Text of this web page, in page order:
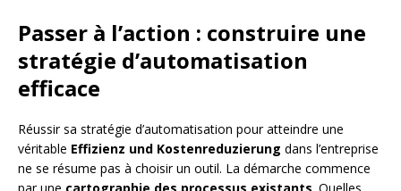
Passer à l’action : construire une
stratégie d’automatisation
efficace
Réussir sa stratégie d’automatisation pour atteindre une
véritable Effizienz und Kostenreduzierung dans l’entreprise
ne se résume pas à choisir un outil. La démarche commence
par une cartographie des processus existants. Quelles